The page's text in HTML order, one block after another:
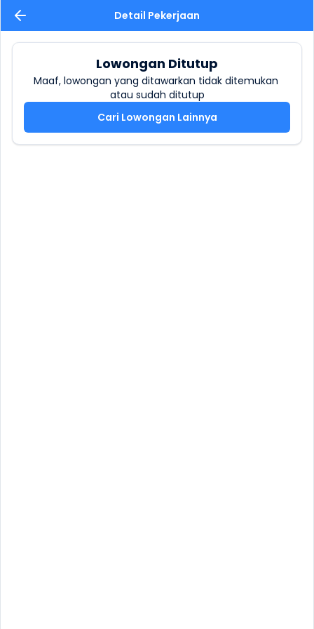
Detail Pekerjaan
Lowongan Ditutup
Maaf, lowongan yang ditawarkan tidak ditemukan
atau sudah ditutup
Cari Lowongan Lainnya